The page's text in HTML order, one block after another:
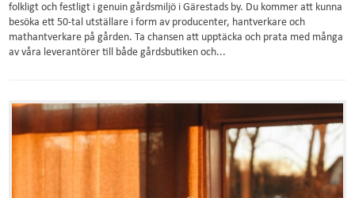
folkligt och festligt i genuin gårdsmiljö i Gärestads by. Du kommer att kunna
besöka ett 50-tal utställare i form av producenter, hantverkare och
mathantverkare på gården. Ta chansen att upptäcka och prata med många
av våra leverantörer till både gårdsbutiken och...